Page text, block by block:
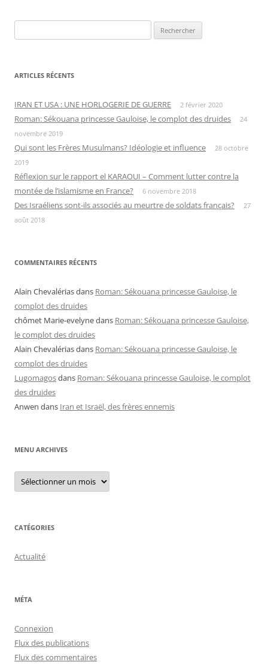
ARTICLES RÉCENTS
IRAN ET USA : UNE HORLOGERIE DE GUERRE 2 février 2020
Roman: Sékouana princesse Gauloise, le complot des druides
24
novembre 2019
Qui sont les Frères Musulmans? Idéologie et influence
28 octobre
2019
Réflexion sur le rapport el KARAOUI – Comment lutter contre la
montée de l’islamisme en France?
6 novembre 2018
Des Israéliens sont-ils associés au meurtre de soldats français?
27
août 2018
COMMENTAIRES RÉCENTS
Alain Chevalériasdans Roman: Sékouana princesse Gauloise, le
complot des druides
chômet Marie-evelynedans Roman: Sékouana princesse Gauloise,
le complot des druides
Alain Chevalériasdans Roman: Sékouana princesse Gauloise, le
complot des druides
Lugomagosdans Roman: Sékouana princesse Gauloise, le complot
des druides
Anwen dans Iran et Israël, des frères ennemis
MENU ARCHIVES
Menu
archives
CATÉGORIES
Actualité
MÉTA
Connexion
Flux des publications
Flux des commentaires